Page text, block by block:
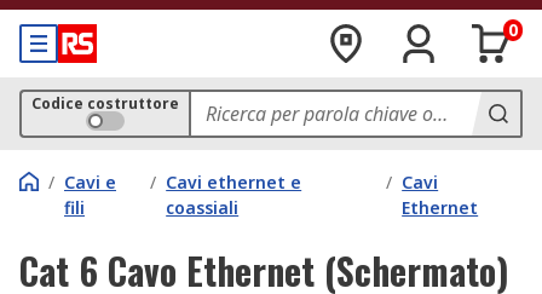
0
Codice costruttore
/ Cavi e
fili
/ Cavi ethernet e
coassiali
/ Cavi
Ethernet
Cat 6 Cavo Ethernet (Schermato)